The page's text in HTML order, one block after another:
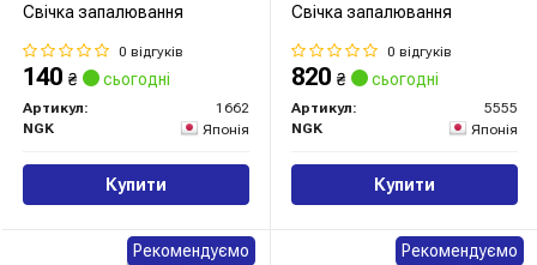
Свічка запалювання
0 відгуків
140 ₴ сьогодні
Артикул:
1662
NGK
Японія
Купити
Свічка запалювання
0 відгуків
820 ₴ сьогодні
Артикул:
5555
NGK
Японія
Купити
Рекомендуємо Рекомендуємо